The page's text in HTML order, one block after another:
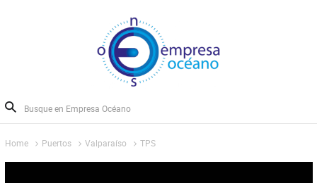
Home Puertos Valparaíso TPS